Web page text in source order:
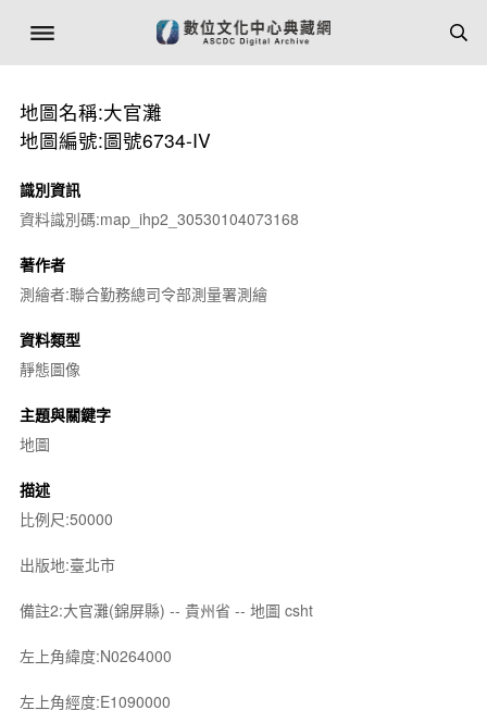
地圖名稱:大官灘
地圖編號:圖號6734-IV
識別資訊
資料識別碼:map_ihp2_30530104073168
著作者
測繪者:聯合勤務總司令部測量署測繪
資料類型
靜態圖像
主題與關鍵字
地圖
描述
比例尺:50000
出版地:臺北市
備註2:大官灘(錦屏縣) -- 貴州省 -- 地圖 csht
左上角緯度:N0264000
左上角經度:E1090000